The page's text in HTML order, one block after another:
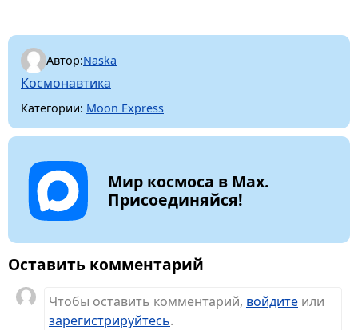
Автор:Naska
Космонавтика
Категории: Moon Express
Мир космоса в Max.
Присоединяйся!
Оставить комментарий
Чтобы оставить комментарий, войдите или
зарегистрируйтесь.